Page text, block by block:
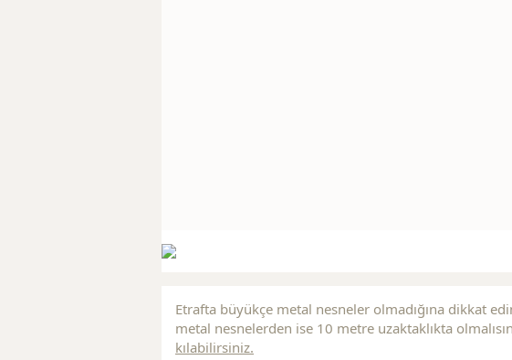
Etrafta büyükçe metal nesneler olmadığına dikkat
metal nesnelerden ise 10 metre uzaktaklıkta
kılabilirsiniz.